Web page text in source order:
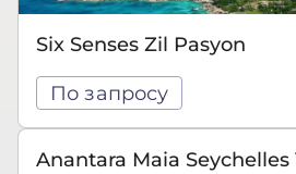
Six Senses Zil Pasyon
По запросу
Anantara Maia Seychelles